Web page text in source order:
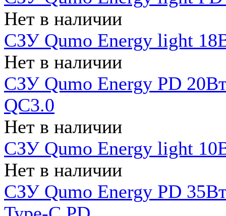
Нет в наличии
СЗУ Qumo Energy light
Нет в наличии
СЗУ Qumo Energy PD
QC3.0
Нет в наличии
СЗУ Qumo Energy light
Нет в наличии
СЗУ Qumo Energy PD